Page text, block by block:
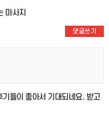
마사지
댓글쓰기
들이 좋아서 기대되네요. 받고